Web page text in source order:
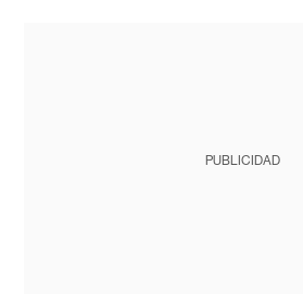
PUBLICIDAD